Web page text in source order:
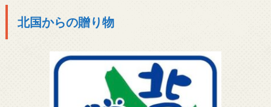
北国からの贈り物